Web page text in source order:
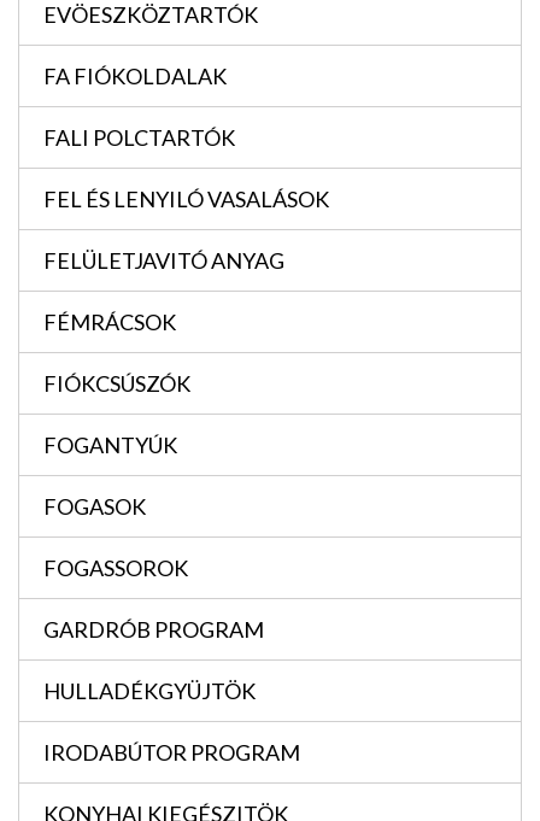
EVÖESZKÖZTARTÓK
FA FIÓKOLDALAK
FALI POLCTARTÓK
FEL ÉS LENYILÓ VASALÁSOK
FELÜLETJAVITÓ ANYAG
FÉMRÁCSOK
FIÓKCSÚSZÓK
FOGANTYÚK
FOGASOK
FOGASSOROK
GARDRÓB PROGRAM
HULLADÉKGYÜJTÖK
IRODABÚTOR PROGRAM
KONYHAI KIEGÉSZITÖK